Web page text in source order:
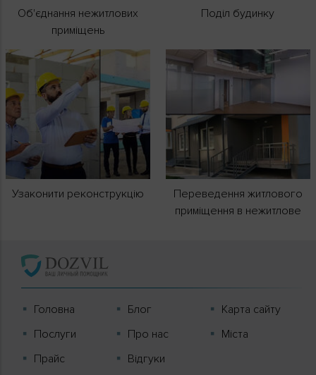
Об'єднання нежитлових
приміщень
Поділ будинку
Узаконити реконструкцію
Переведення житлового
приміщення в нежитлове
Головна
Послуги
Прайс
Блог
Про нас
Відгуки
Карта сайту
Міста